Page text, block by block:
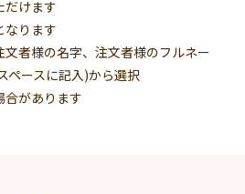
だけます
なります
文者様の名字、注文者様のフルネー
ペースに記入)から選択
合があります